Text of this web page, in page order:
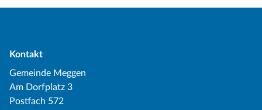
Kontakt
Gemeinde Meggen
Am Dorfplatz 3
Postfach 572